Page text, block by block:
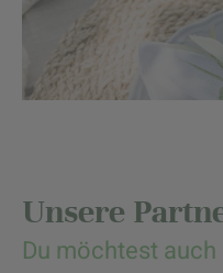
Unsere
Du möchtest